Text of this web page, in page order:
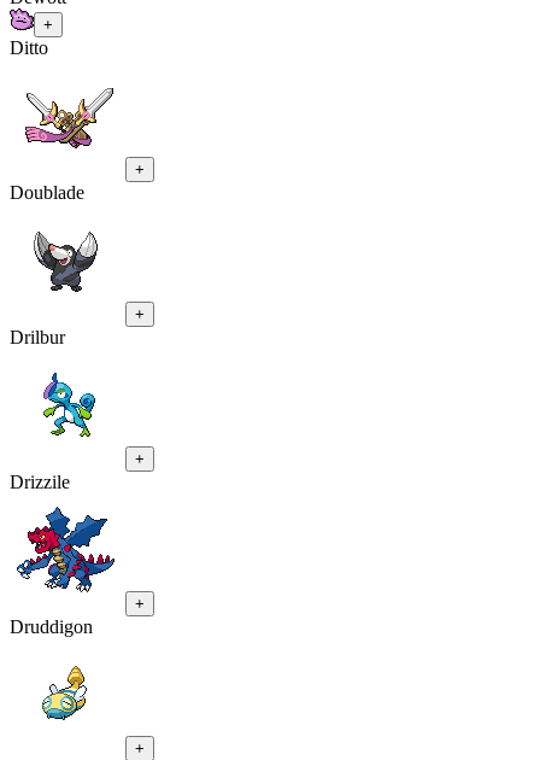
+
Ditto
+
Doublade
+
Drilbur
+
Drizzile
+
Druddigon
+